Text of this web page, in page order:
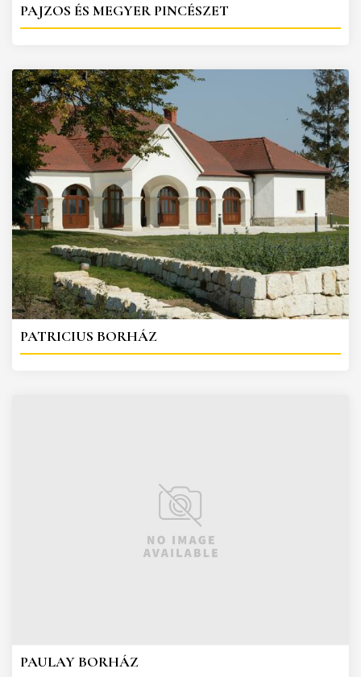
PAJZOS ÉS MEGYER PINCÉSZET
PATRICIUS BORHÁZ
PAULAY BORHÁZ